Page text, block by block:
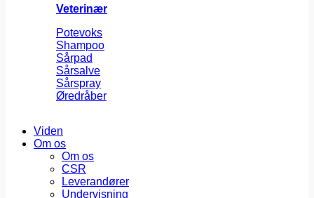
Veterinær
Potevoks
Shampoo
Sårpad
Sårsalve
Sårspray
Øredråber
Viden
Om os
Om os
CSR
Leverandører
Undervisning